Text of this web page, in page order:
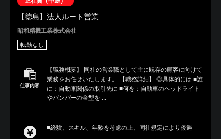
【徳島】法人ルート営業
昭和精機工業株式会社
転勤なし
仕事内容
【職務概要】 同社の営業職として主に既存の顧客に向けて
業務をお任せいたします。 【職務詳細】 ◎具体的には ■誰
に：自動車関係の取引先に ■何を：自動車のヘッドライト
やバンパーの金型を ...
■経験、スキル、年齢を考慮の上、同社規定により優遇